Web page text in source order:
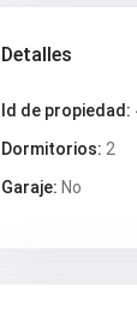
Detalles
Id de propiedad:
Dormitorios: 2
Garaje: No